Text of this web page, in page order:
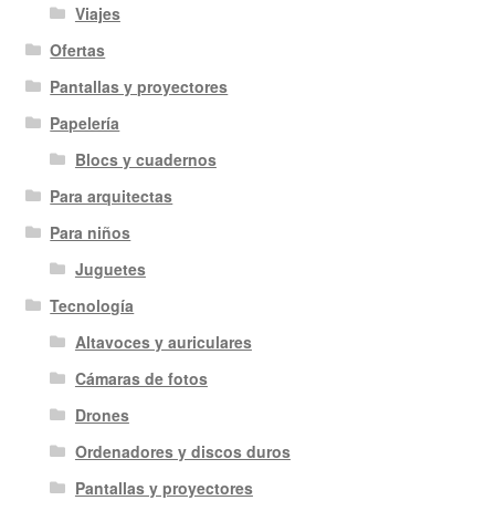
Viajes
Ofertas
Pantallas y proyectores
Papelería
Blocs y cuadernos
Para arquitectas
Para niños
Juguetes
Tecnología
Altavoces y auriculares
Cámaras de fotos
Drones
Ordenadores y discos duros
Pantallas y proyectores